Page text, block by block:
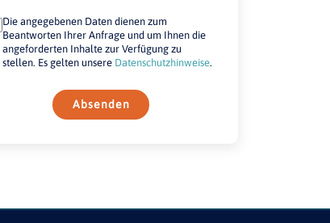
Die angegebenen Daten dienen zum
Beantworten Ihrer Anfrage und um Ihnen die
angeforderten Inhalte zur Verfügung zu
stellen. Es gelten unsere Datenschutzhinweise.
Absenden